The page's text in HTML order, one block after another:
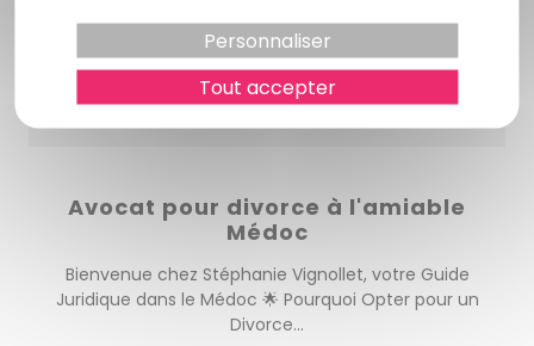
Avocat pour divorce à l'amiable
Médoc
Bienvenue chez Stéphanie Vignollet, votre Guide
Juridique dans le Médoc 🌟 Pourquoi Opter pour un
Divorce...
Tout accepter
Personnaliser